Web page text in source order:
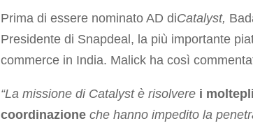
Prima di essere nominato AD diCatalyst,
Presidente di Snapdeal, la più importante
commerce in India. Malick ha così
“La missione di Catalyst è risolvere i
coordinazione che hanno impedito la